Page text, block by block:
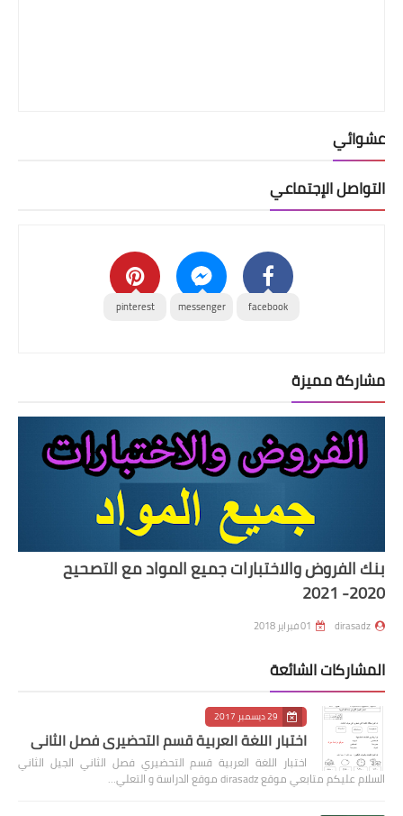
عشوائي
التواصل الإجتماعي
facebook
messenger
pinterest
مشاركة مميزة
بنك الفروض والاختبارات جميع المواد مع التصحيح
2020- 2021
dirasadz 01 فبراير 2018
المشاركات الشائعة
29 ديسمبر 2017
اختبار اللغة العربية قسم التحضيري فصل الثاني
اختبار اللغة العربية قسم التحضيري فصل الثاني الجيل الثاني
السلام عليكم متابعي موقع dirasadz موقع الدراسة و التعلي…